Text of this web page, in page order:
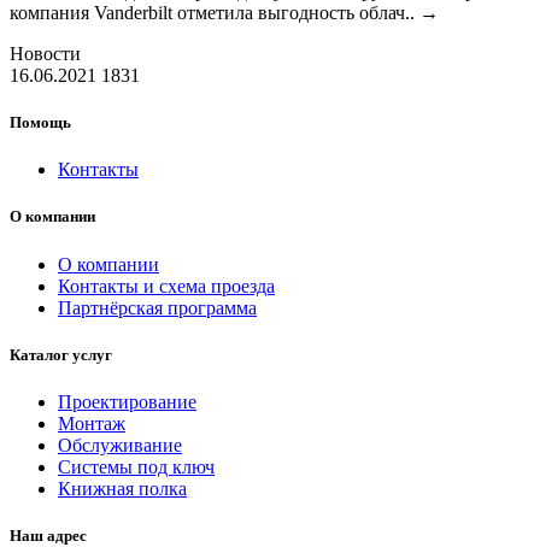
компания Vanderbilt отметила выгодность облач.. →
Новости
16.06.2021 1831
Помощь
Контакты
О компании
О компании
Контакты и схема проезда
Партнёрская программа
Каталог услуг
Проектирование
Монтаж
Обслуживание
Системы под ключ
Книжная полка
Наш адрес